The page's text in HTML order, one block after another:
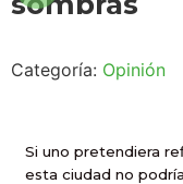
Categoría: Opinión
Si uno pretendiera
esta ciudad no